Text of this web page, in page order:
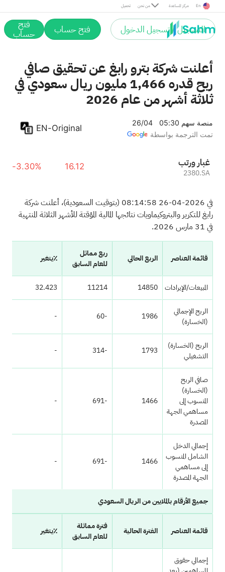
تحميل من نحن مركز المساعدة En
التسجيل / تسجيل الدخول فتح حساب فتح
حساب
أعلنت شركة بترو رابغ عن تحقيق صافي
ربح قدره 1,466 مليون ريال سعودي في
ثلاثة أشهر من عام 2026
منصة سهم 05:30 26/04
تمت الترجمة بواسطة
EN-Original
بترو رابغ
2380.SA
16.12
-3.30%
في 2026-04-26 08:14:58 (بتوقيت السعودية)، أعلنت شركة
رابغ للتكرير والبتروكيماويات نتائجها المالية المؤقتة للأشهر الثلاثة المنتهية
في 31 مارس 2026.
قائمة العناصر الربع الحالي
ربع مماثل
للعام السابق
٪يتغير
المبيعات/الإيرادات 14850
11214
32.423
الربح الإجمالي
(الخسارة)
1986
-60
-
الربح (الخسارة)
التشغيلي
1793
-314
-
صافي الربح
(الخسارة)
المنسوب إلى
مساهمي الجهة
المصدرة
1466
-691
-
إجمالي الدخل
الشامل المنسوب
إلى مساهمي
الجهة المصدرة
1466
-691
-
جميع الأرقام بالملايين من الريال السعودي
قائمة العناصر الفترة الحالية
فترة مماثلة
للعام السابق
٪يتغير
إجمالي حقوق